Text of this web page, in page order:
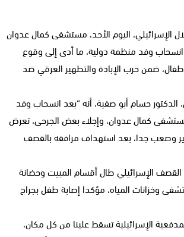
الإسرائيلي، اليوم الأحد، مستشفى كمال عدوان
وفد منظمة دولية، ما أدى إلى وقوع
ضمن حرب الإبادة والتطهير العرقي ضد
حسام أبو صفية، أنه “بعد انسحاب وفد
كمال عدوان، وإجلاء بعض الجرحى، تعرض
وصعب جدا، بعد استهداف مرافقه بالقصف
القصف الإسرائيلي طال أقسام المبيت وحضانة
وخزانات المياه، مؤكدا إصابة طفل بجراح
الإسرائيلية تسقط علينا من كل مكان،